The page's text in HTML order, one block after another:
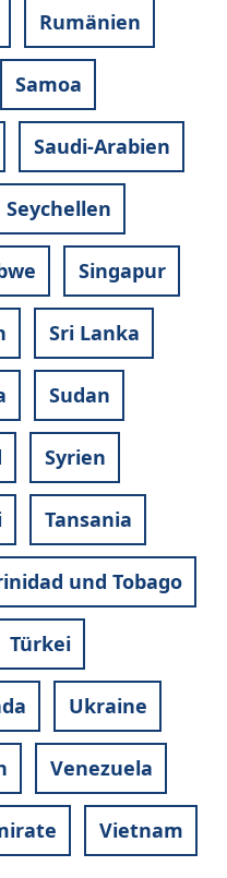
Rumänien
Samoa
Saudi-Arabien
Seychellen
Singapur
Sri Lanka
Sudan
Syrien
Tansania
und Tobago
Türkei
Ukraine
Venezuela
Vietnam